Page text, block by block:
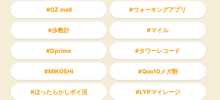
OZ mall ウォーキングアプリ
歩数計 マイル
Dprime タワーレコード
MIKOSHI Qoo10メガ割
ほったらかしポイ活 LYPマイレージ